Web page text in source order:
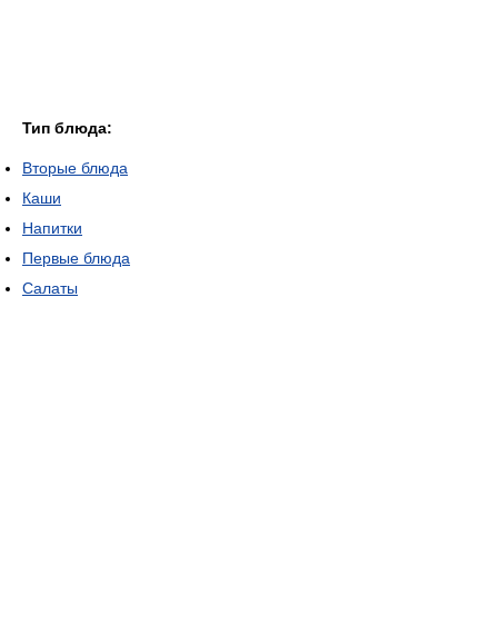
Тип блюда:
Вторые блюда
Каши
Напитки
Первые блюда
Салаты